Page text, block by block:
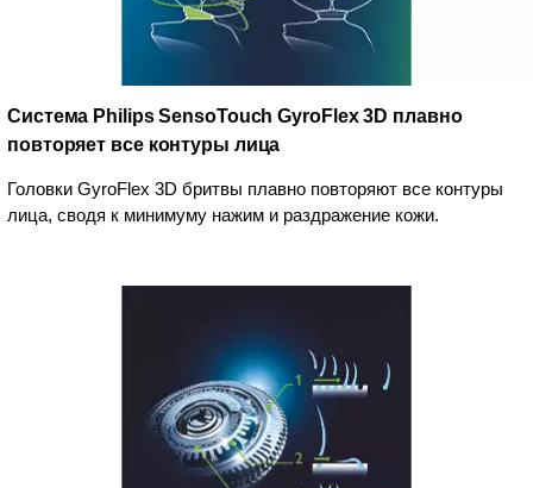
Система Philips SensoTouch GyroFlex 3D плавно
повторяет все контуры лица
Головки GyroFlex 3D бритвы плавно повторяют все контуры
лица, сводя к минимуму нажим и раздражение кожи.